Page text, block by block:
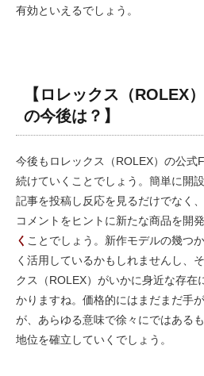
有効といえるでしょう。
【ロレックス（ROLEX
の今後は？】
今後もロレックス（ROLEX）の公式
続けていくことでしょう。簡単に開
記事を投稿し反応を見るだけでなく
コメントをヒントに新たな商品を開発
く ことでしょう。新作モデルの幾つ
く活用しているかもしれませんし、
クス（ROLEX）がいかに身近な存在
かりますね。価格的にはまだまだ手
が、あらゆる意味で徐々にではある
地位を確立していくでしょう。